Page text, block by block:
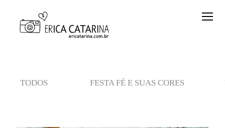
TODOS FESTA FÉ E SUAS CORES